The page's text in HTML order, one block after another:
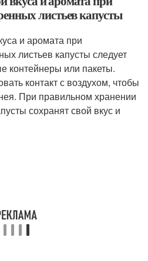
листьев капусты
и аромата при
листьев капусты следует
контейнеры или пакеты.
контакт с воздухом, чтобы
При правильном хранении
сохранят свой вкус и